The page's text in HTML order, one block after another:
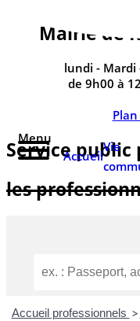
Mairie de
lundi - Mardi
de 9h00 à
Menu
Accueil
Vie
Service public
les
Accueil professionnels >